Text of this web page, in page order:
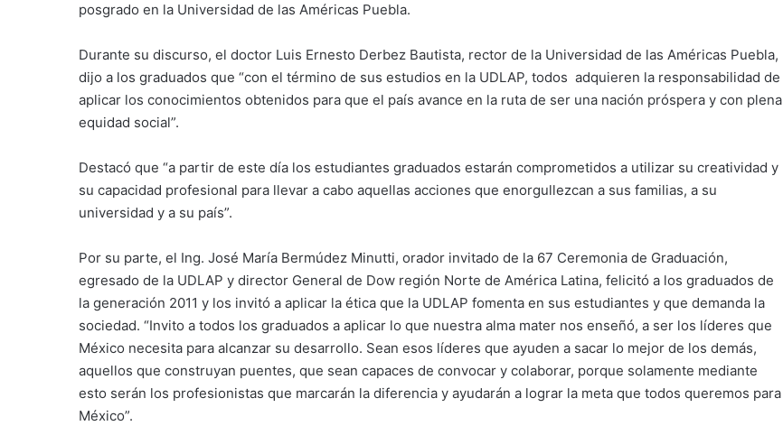
posgrado en la Universidad de las Américas Puebla.
Durante su discurso, el doctor Luis Ernesto Derbez Bautista, rector de la Universidad de las Américas Puebla,
dijo a los graduados que “con el término de sus estudios en la UDLAP, todos adquieren la responsabilidad de
aplicar los conocimientos obtenidos para que el país avance en la ruta de ser una nación próspera y con plena
equidad social”.
Destacó que “a partir de este día los estudiantes graduados estarán comprometidos a utilizar su creatividad y
su capacidad profesional para llevar a cabo aquellas acciones que enorgullezcan a sus familias, a su
universidad y a su país”.
Por su parte, el Ing. José María Bermúdez Minutti, orador invitado de la 67 Ceremonia de Graduación,
egresado de la UDLAP y director General de Dow región Norte de América Latina, felicitó a los graduados de
la generación 2011 y los invitó a aplicar la ética que la UDLAP fomenta en sus estudiantes y que demanda la
sociedad. “Invito a todos los graduados a aplicar lo que nuestra alma mater nos enseñó, a ser los líderes que
México necesita para alcanzar su desarrollo. Sean esos líderes que ayuden a sacar lo mejor de los demás,
aquellos que construyan puentes, que sean capaces de convocar y colaborar, porque solamente mediante
esto serán los profesionistas que marcarán la diferencia y ayudarán a lograr la meta que todos queremos para
México”.